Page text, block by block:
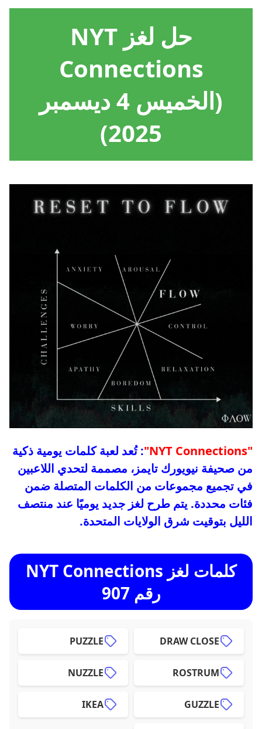
حل لغز NYT
Connections
(الخميس 4 ديسمبر
2025)
"NYT Connections"
: تُعد لعبة كلمات يومية ذكية
من صحيفة نيويورك تايمز، مصممة لتحدي اللاعبين
في تجميع مجموعات من الكلمات المتصلة ضمن
فئات محددة. يتم طرح لغز جديد يوميًا عند منتصف
الليل بتوقيت شرق الولايات المتحدة.
كلمات لغز NYT Connections
رقم 907
DRAW CLOSE
PUZZLE
ROSTRUM
NUZZLE
GUZZLE
IKEA